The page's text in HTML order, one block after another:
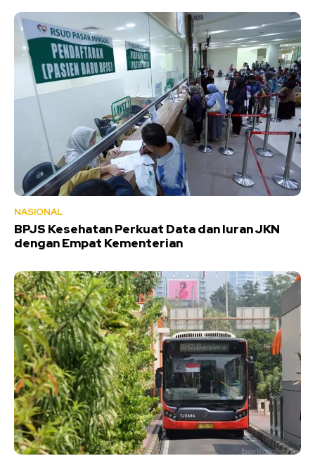
NASIONAL
BPJS Kesehatan Perkuat Data dan Iuran JKN
dengan Empat Kementerian